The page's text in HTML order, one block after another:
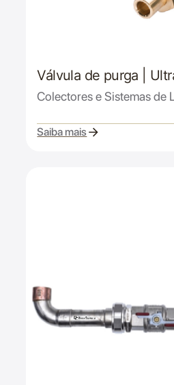
Válvula de purga |
Colectores e Sistemas de
Saiba mais